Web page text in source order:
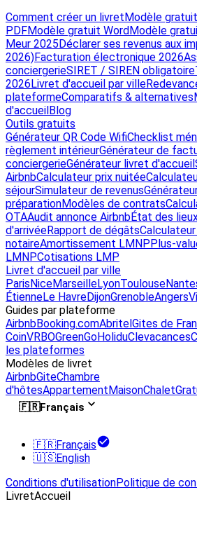
Comment créer un livretModèle
PDFModèle gratuit WordModèle
Meur 2025Déclarer ses revenus aux
2026)Facturation électronique 2026
conciergerieSIRET / SIREN obligatoire
2026Livret d'accueil par ville
plateformeComparatifs & alternatives
d'accueilBlog
Outils gratuits
Générateur QR Code WifiChecklist
règlement intérieurGénérateur de
conciergerieGénérateur livret d'accueil
AirbnbCalculateur prix nuitée
séjourSimulateur de revenus
préparationModèles de contrats
OTAAudit annonce AirbnbÉtat des
d'arrivéeRapport de dégâts
notaireAmortissement LMNPPlus-
LMNPCotisations LMP
Livret d'accueil par ville
ParisNiceMarseilleLyonToulouse
ÉtienneLe HavreDijonGrenobleAngers
Guides par plateforme
AirbnbBooking.comAbritelGites de
CoinVRBOGreenGoHoliduClevacances
les plateformes
Modèles de livret
AirbnbGiteChambre
d'hôtesAppartementMaisonChalet
🇫🇷Français
🇫🇷Français
🇺🇸English
Conditions d'utilisationPolitique de
LivretAccueil